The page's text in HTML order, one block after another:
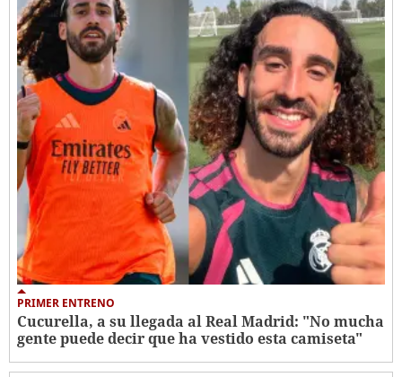
PRIMER ENTRENO
Cucurella, a su llegada al Real Madrid: "No mucha
gente puede decir que ha vestido esta camiseta"